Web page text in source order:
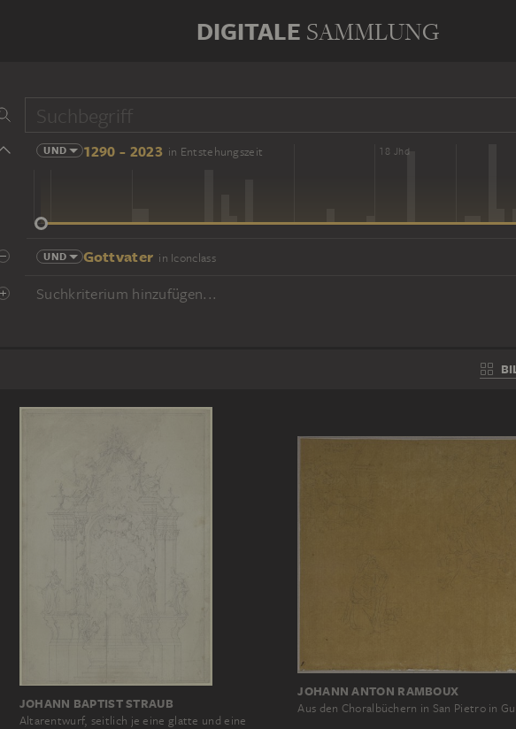
DIGITALE SAMMLUNG
UND 1290 - 2023 in Entstehungszeit
14 Jhd 16 Jhd 18 Jhd
UND Gottvater in Iconclass
Suchkriterium hinzufügen...
JOHANN BAPTIST STRAUB
Altarentwurf, seitlich je eine glatte und eine
JOHANN ANTON RAMBOUX
Aus den Choralbüchern in San Pietro in